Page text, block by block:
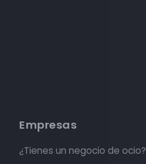
Empresas
¿Tienes un negocio de ocio?